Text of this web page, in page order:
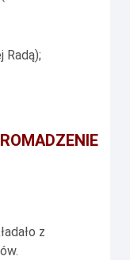
Radą);
z